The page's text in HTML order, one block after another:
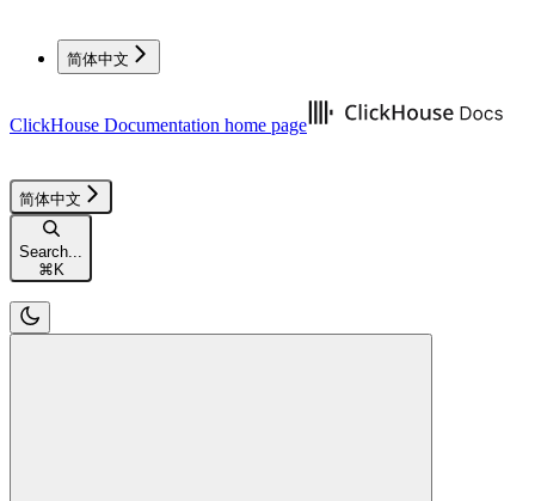
简体中文
ClickHouse Documentation home page
简体中文
Search...
⌘ K